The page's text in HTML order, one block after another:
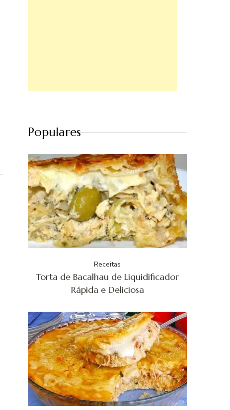
Populares
Receitas
Torta de Bacalhau de Liquidificador
Rápida e Deliciosa